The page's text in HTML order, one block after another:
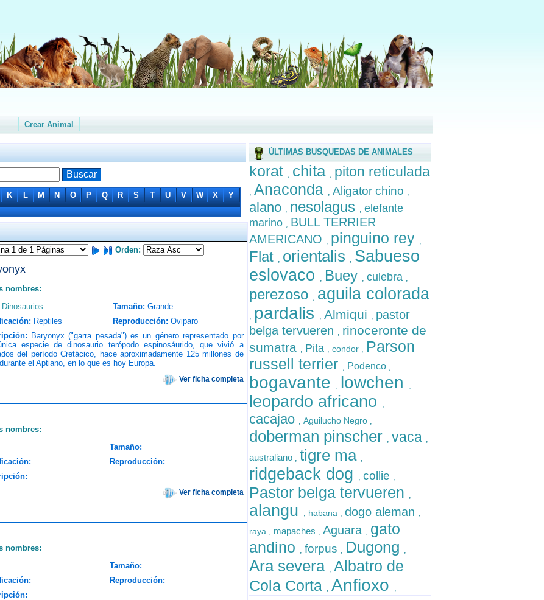
Crear Animal
K L M N O P Q R S T U V W X
Y
ÚLTIMAS BUSQUEDAS DE ANIMALES
korat , chita , piton reticulada
, Anaconda , Aligator chino ,
alano , nesolagus , elefante
marino , BULL TERRIER
AMERICANO , pinguino rey ,
Flat , orientalis , Sabueso
eslovaco
, Buey , culebra ,
perezoso , aguila colorada
, pardalis , Almiqui , pastor
belga tervueren , rinoceronte de
sumatra , Pita , condor , Parson
russell terrier , Podenco ,
bogavante , lowchen ,
leopardo africano ,
cacajao , Aguilucho Negro ,
doberman pinscher , vaca ,
australiano , tigre ma ,
ridgeback dog , collie ,
Pastor belga tervueren ,
alangu , habana , dogo aleman ,
raya , mapaches , Aguara , gato
andino , forpus , Dugong ,
Ara severa , Albatro de
Cola Corta , Anfioxo ,
Orden:
nombres:
Dinosaurios Tamaño: Grande
Reptiles Reproducción: Oviparo
Baryonyx ("garra pesada") es un género representado por
especie de dinosaurio terópodo espinosáurido, que vivió a
del período Cretácico, hace aproximadamente 125 millones de
el Aptiano, en lo que es hoy Europa.
Ver ficha completa
nombres:
Tamaño:
Reproducción:
Ver ficha completa
nombres:
Tamaño:
Reproducción: